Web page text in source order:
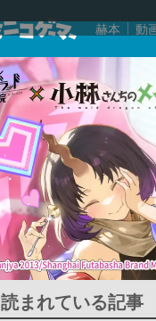
赫本 動
まれている記事